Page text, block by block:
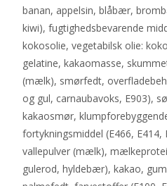
banan, appelsin, blåbær,
kiwi), fugtighedsbevarende
kokosolie, vegetabilsk olie:
gelatine, kakaomasse,
(mælk), smørfedt,
og gul, carnaubavoks, E903),
kakaosmør,
fortykningsmiddel (E466,
vallepulver (mælk),
gulerod, hyldebær), kakao,